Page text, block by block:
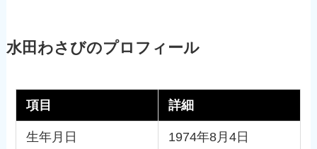
水田わさびのプロフィール
項目 詳細
生年月日 1974年8月4日